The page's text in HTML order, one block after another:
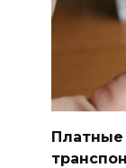
Платные